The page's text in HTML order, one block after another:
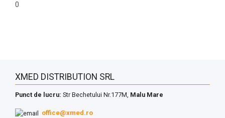
0
XMED DISTRIBUTION SRL
Punct de lucru: Str Bechetului Nr.177M, Malu Mare
office@xmed.ro